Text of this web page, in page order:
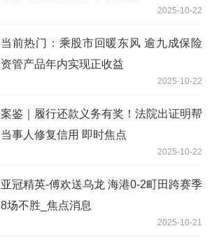
2025-10-22
当前热门：乘股市回暖东风 逾九成保险
资管产品年内实现正收益
2025-10-22
案鉴｜履行还款义务有奖！法院出证明帮
当事人修复信用 即时焦点
2025-10-22
亚冠精英-傅欢送乌龙 海港0-2町田跨赛季
8场不胜_焦点消息
2025-10-21